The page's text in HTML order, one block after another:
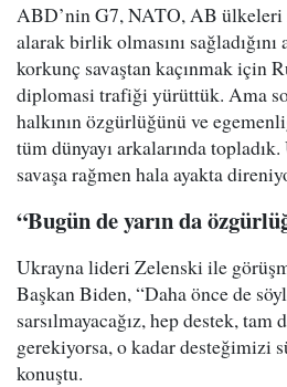
ABD’nin G7, NATO, AB ülkeleri
alarak birlik olmasını
korkunç savaştan kaçınmak için
diplomasi trafiği yürüttük. Ama
halkının özgürlüğünü ve
tüm dünyayı arkalarında
savaşa rağmen hala ayakta
“Bugün de yarın da
Ukrayna lideri Zelenski ile
Başkan Biden, “Daha önce de
sarsılmayacağız, hep destek, tam
gerekiyorsa, o kadar desteğimizi
konuştu.